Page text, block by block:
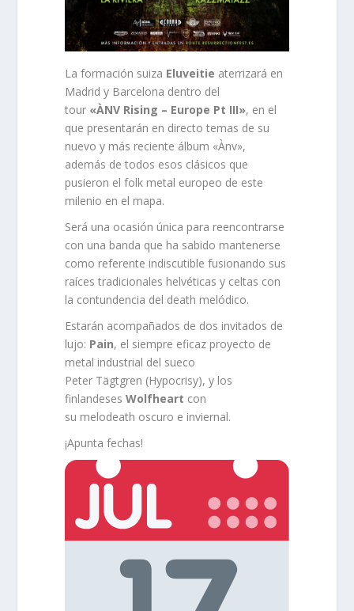
La formación suiza Eluveitie aterrizará en
Madrid y Barcelona dentro del
tour «ÀNV Rising – Europe Pt III», en el
que presentarán en directo temas de su
nuevo y más reciente álbum «Ànv»,
además de todos esos clásicos que
pusieron el folk metal europeo de este
milenio en el mapa.
Será una ocasión única para reencontrarse
con una banda que ha sabido mantenerse
como referente indiscutible fusionando sus
raíces tradicionales helvéticas y celtas con
la contundencia del death melódico.
Estarán acompañados de dos invitados de
lujo: Pain, el siempre eficaz proyecto de
metal industrial del sueco
Peter Tägtgren (Hypocrisy), y los
finlandesesWolfheart con
su melodeath oscuro e inviernal.
¡Apunta fechas!